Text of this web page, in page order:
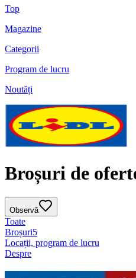
Top
Magazine
Categorii
Program de lucru
Noutăți
Broșuri de
Observă
Toate
Broșuri5
Locații, program de lucru
Despre